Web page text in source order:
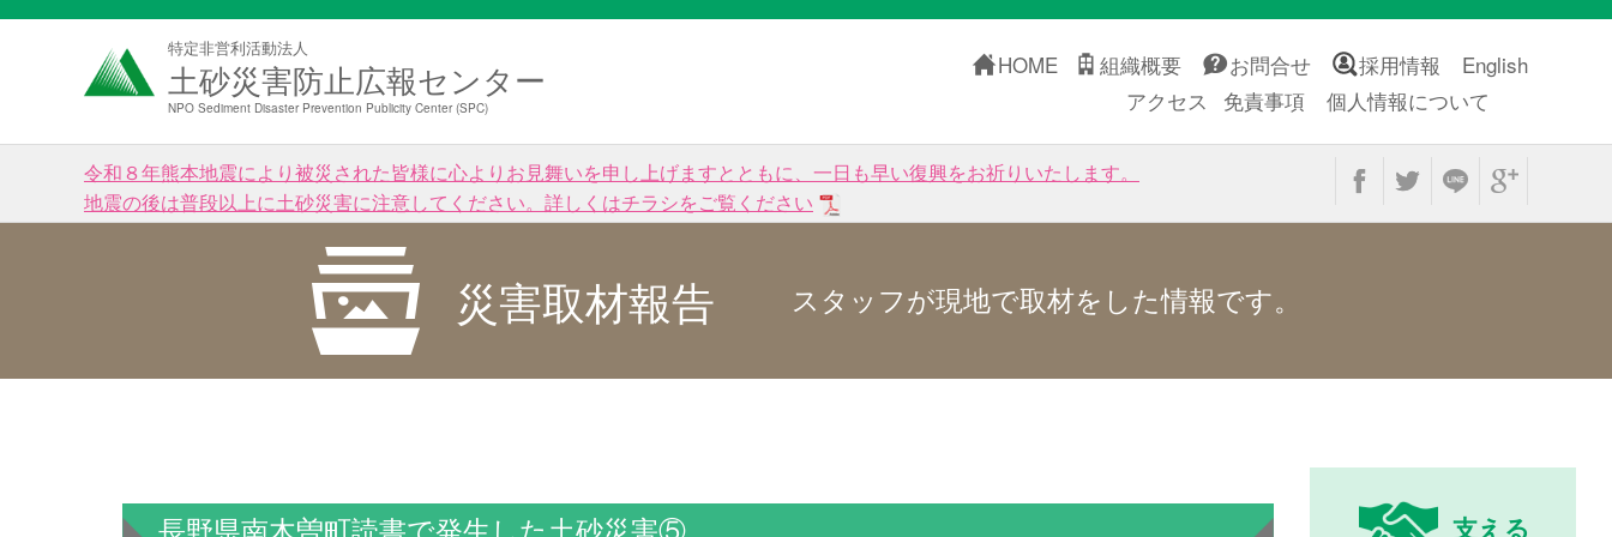
特定非営利活動法人
土砂災害防止広報センター
NPO Sediment Disaster Prevention Publicity Center (SPC)
HOME 組織概要 お問合せ 採用情報
English
アクセス
免責事項 個人情報について
令和８年熊本地震により被災された皆様に心よりお見舞いを申し上げますとともに、一日も早い復興をお祈りいたします。
地震の後は普段以上に土砂災害に注意してください。詳しくはチラシをご覧ください
災害取材報告 スタッフが現地で取材をした情報です。
支える